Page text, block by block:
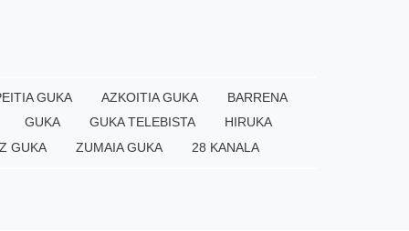
GUKA AZKOITIA GUKA
BARRENA
GUKA GUKA TELEBISTA
HIRUKA
GUKA ZUMAIA GUKA 28 KANALA